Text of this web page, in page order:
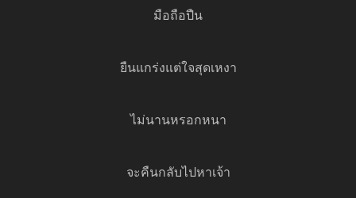
มือถือปืน
ยืนแกร่งแต่ใจสุดเหงา
ไม่นานหรอกหนา
จะคืนกลับไปหาเจ้า